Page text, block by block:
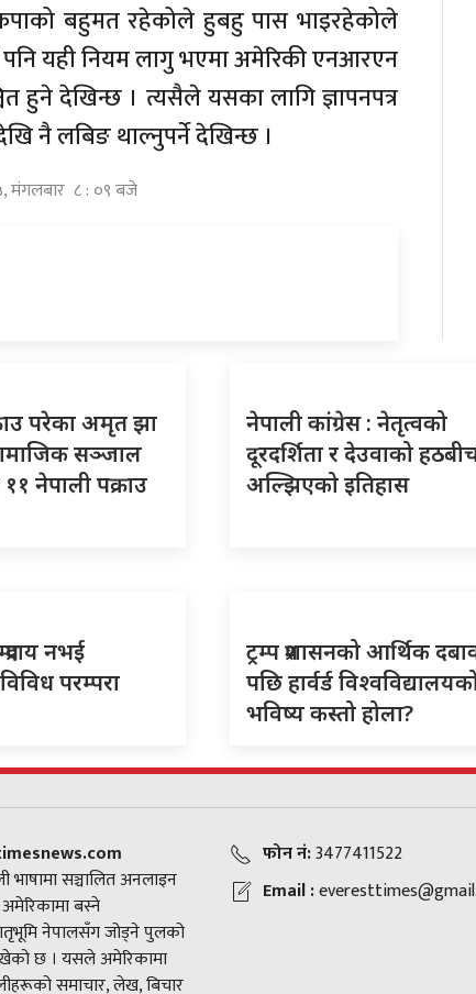
बहुमत रहेकोले हुबहु पास भाइरहेकोले
यही नियम लागु भएमा अमेरिकी एनआरएन
हुने देखिन्छ । त्यसैले यसका लागि ज्ञापनपत्र
नै लबिङ थाल्नुपर्ने देखिन्छ ।
मंगलबार ८ : ०९ बजे
परेका अमृत झा
सञ्जाल
नेपाली पक्राउ
नेपाली कांग्रेस : नेतृत्वको
दूरदर्शिता र देउवाको
अल्झिएको इतिहास
नभई
परम्परा
ट्रम्प प्रशासनको आर्थिक
पछि हार्वर्ड
भविष्य कस्तो होला?
भाषामा सञ्चालित अनलाइन
बस्ने
नेपालसँग जोड्ने पुलको
छ । यसले अमेरिकामा
समाचार, लेख, बिचार
फोन नं:3477411522
Email :